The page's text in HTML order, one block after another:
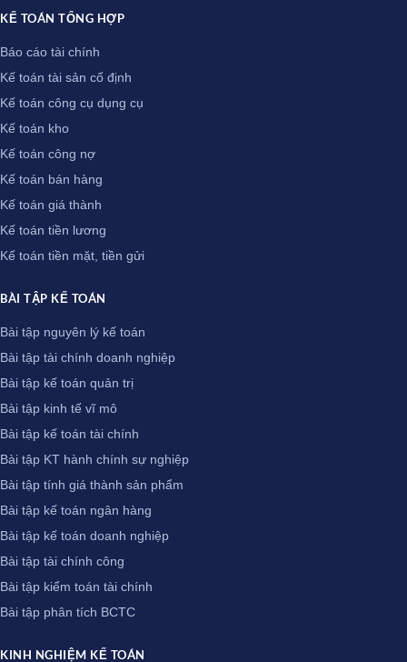
KẾ TOÁN TỔNG HỢP
Báo cáo tài chính
Kế toán tài sản cố định
Kế toán công cụ dụng cụ
Kế toán kho
Kế toán công nợ
Kế toán bán hàng
Kế toán giá thành
Kế toán tiền lương
Kế toán tiền mặt, tiền gửi
BÀI TẬP KẾ TOÁN
Bài tập nguyên lý kế toán
Bài tập tài chính doanh nghiệp
Bài tập kế toán quản trị
Bài tập kinh tế vĩ mô
Bài tập kế toán tài chính
Bài tập KT hành chính sự nghiệp
Bài tập tính giá thành sản phẩm
Bài tập kế toán ngân hàng
Bài tập kế toán doanh nghiệp
Bài tập tài chính công
Bài tập kiểm toán tài chính
Bài tập phân tích BCTC
KINH NGHIỆM KẾ TOÁN